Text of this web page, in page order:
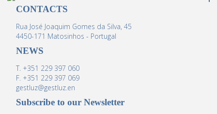
CONTACTS
Rua José Joaquim Gomes da Silva, 45
4450-171 Matosinhos - Portugal
NEWS
T. +351 229 397 060
F. +351 229 397 069
gestluz@gestluz.en
Subscribe to our Newsletter